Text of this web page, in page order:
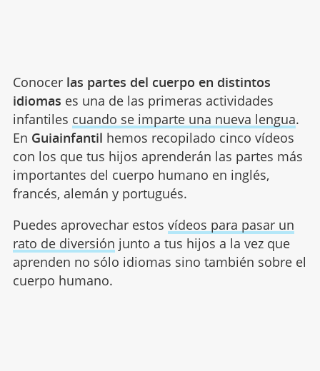
Conocer las partes del cuerpo en distintos
idiomas es una de las primeras actividades
infantiles cuando se imparte una nueva lengua.
En Guiainfantil hemos recopilado cinco vídeos
con los que tus hijos aprenderán las partes más
importantes del cuerpo humano en inglés,
francés, alemán y portugués.
Puedes aprovechar estos vídeos para pasar un
rato de diversión junto a tus hijos a la vez que
aprenden no sólo idiomas sino también sobre el
cuerpo humano.